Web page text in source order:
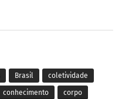
Brasil coletividade
conhecimento corpo